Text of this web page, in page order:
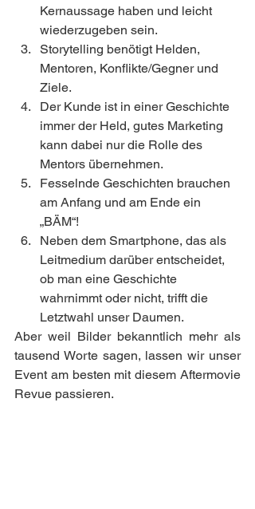
Kernaussage haben und leicht
wiederzugeben sein.
Storytelling benötigt Helden,
Mentoren, Konflikte/Gegner und
Ziele.
Der Kunde ist in einer Geschichte
immer der Held, gutes Marketing
kann dabei nur die Rolle des
Mentors übernehmen.
Fesselnde Geschichten brauchen
am Anfang und am Ende ein
„BÄM“!
Neben dem Smartphone, das als
Leitmedium darüber entscheidet,
ob man eine Geschichte
wahrnimmt oder nicht, trifft die
Letztwahl unser Daumen.
Aber weil Bilder bekanntlich mehr als
tausend Worte sagen, lassen wir unser
Event am besten mit diesem Aftermovie
Revue passieren.